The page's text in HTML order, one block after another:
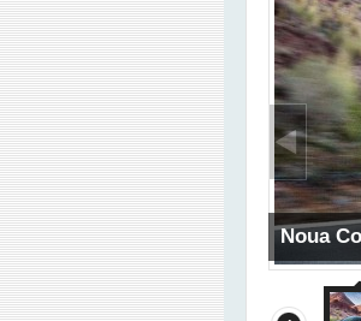
Noua